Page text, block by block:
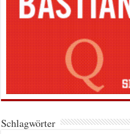
Schlagwörter